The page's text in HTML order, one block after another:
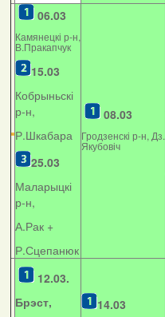
06.03
Камянецкі р-н,
В.Пракапчук
15.03
Кобрыньскі
р-н,
Р.Шкабара
25.03
Маларыцкі
р-н,
А.Рак +
Р.Сцепанюк
08.03
Гродзенскі р-н, Дз.
Якубовіч
12.03.
Брэст,
14.03